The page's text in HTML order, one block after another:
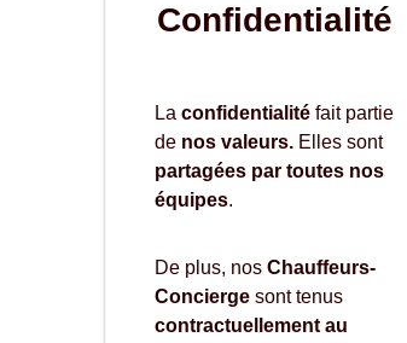
Confidentialité
La confidentialité fait partie
de nos valeurs. Elles sont
partagées par toutes nos
équipes.
De plus, nos Chauffeurs-
Concierge sont tenus
contractuellement au